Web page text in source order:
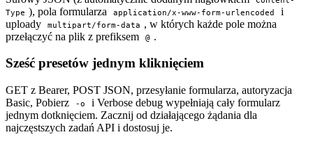
Type ), pola formularza application/x-www-form-urlencoded
i
uploady
multipart/form-data , w których każde pole można
przełączyć na plik z prefiksem
@ .
Sześć presetów jednym kliknięciem
GET z Bearer, POST JSON, przesyłanie formularza, autoryzacja
Basic, Pobierz
-o
i Verbose debug wypełniają cały formularz
jednym dotknięciem. Zacznij od działającego żądania dla
najczęstszych zadań API i dostosuj je.